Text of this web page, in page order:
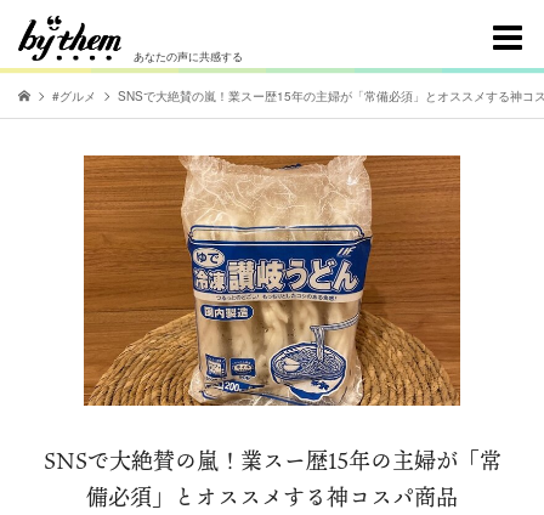
あなたの声に共感する
#グルメ SNSで大絶賛の嵐！業スー歴15年の主婦が「常備必須」とオススメする神コ
SNSで大絶賛の嵐！業スー歴15年の主婦が「常
備必須」とオススメする神コスパ商品